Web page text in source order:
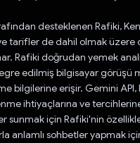
desteklenen Rafiki,
tarifler de dahil olmak üzere
Rafiki doğrudan yemek
edilmiş bilgisayar görüşü
bilgilerine erişir. Gemini
ihtiyaçlarına ve
sunmak için Rafiki'nin
anlamlı sohbetler yapmak